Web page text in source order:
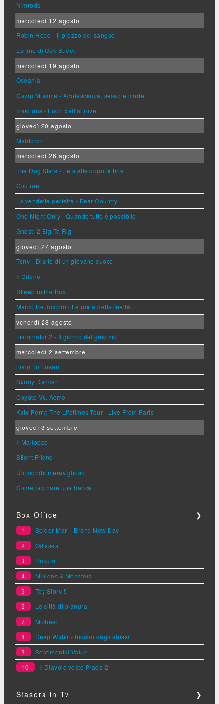
Nimrods
mercoledì 12 agosto
Robin Hood - Il prezzo del sangue
La fine di Oak Street
mercoledì 19 agosto
Oceania
Camp Miasma - Adolescenza, sesso e morte
Insidious - Fuori dall'altrove
giovedì 20 agosto
Maldoror
mercoledì 26 agosto
The Dog Stars - Le stelle dopo la fine
Couture
La vendetta perfetta - Bear Country
One Night Only - Quando tutto è possibile
Ghost: 2 Big To Rig
giovedì 27 agosto
Tony - Diario di un giovane cuoco
Il Cileno
Sheep in the Box
Marco Bellocchio - La porta della realtà
venerdì 28 agosto
Terminator 2 - Il giorno del giudizio
mercoledì 2 settembre
Train To Busan
Sunny Dancer
Coyote Vs. Acme
Katy Perry: The Lifetimes Tour - Live From Paris
giovedì 3 settembre
Il Malloppo
Silent Friend
Un mondo meraviglioso
Come rapinare una banca
Box Office ❯
1
Spider-Man - Brand New Day
2
Odissea
3
Hokum
4
Minions & Monsters
5
Toy Story 5
6
Le città di pianura
7
Michael
8
Deep Water - Incubo dagli abissi
9
Sentimental Value
10
Il Diavolo veste Prada 2
Stasera in Tv ❯